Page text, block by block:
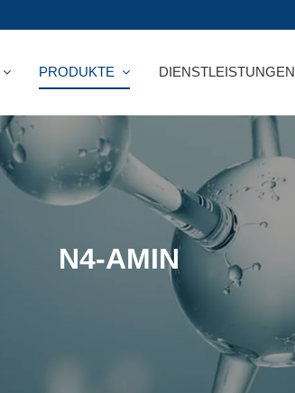
PRODUKTE DIENSTLEISTUNGEN
N4-AMIN